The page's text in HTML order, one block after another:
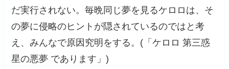
だ実行されない。毎晩同じ夢を見るケロロは、そ
の夢に侵略のヒントが隠されているのではと考
え、みんなで原因究明をする。(「ケロロ 第三惑
星の悪夢 であります」)